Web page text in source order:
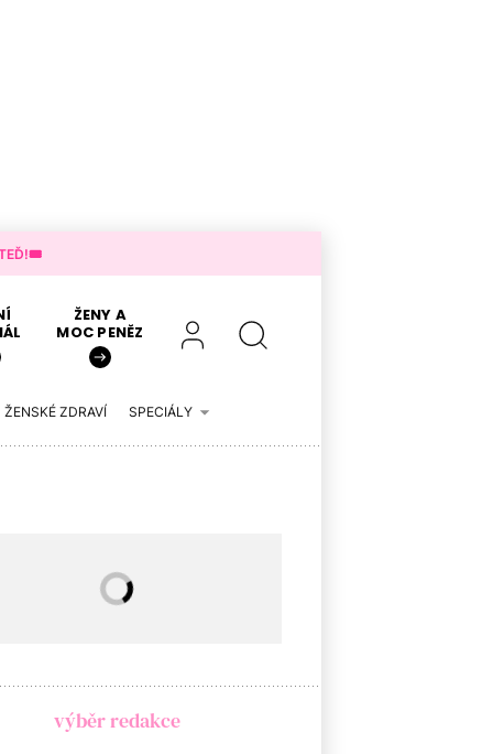
TEĎ!🎟️
ŽENY A
MOC PENĚZ
ŽENSKÉ ZDRAVÍ SPECIÁLY
výběr redakce